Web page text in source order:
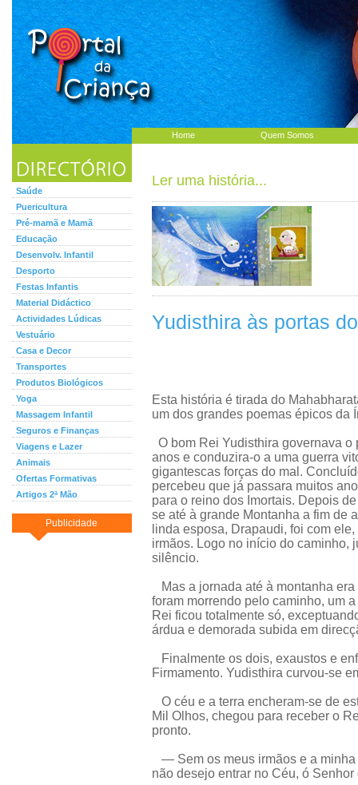
Home Quem Somos
Saúde
Puericultura
Pré-mamã e Mamã
Educação
Desenvolv. Infantil
Desporto
Festas Infantis
Material Didáctico
Actividades Lúdicas
Vestuário
Casa e Decor
Transportes
Produtos Biológicos
Yoga
Massagem Infantil
Seguros e Finanças
Viagens e Lazer
Animais
Ofertas Formativas
Artigos 2ª Mão
Publicidade
Ler uma história...
Yudisthira às portas
Esta história é tirada do
um dos grandes poemas épicos da
O bom Rei Yudisthira governava
anos e conduzira-o a uma guerra
gigantescas forças do mal.
percebeu que já passara muitos
para o reino dos Imortais. Depois
se até à grande Montanha a fim de
linda esposa, Drapaudi, foi com
irmãos. Logo no início do caminho,
silêncio.
Mas a jornada até à montanha
foram morrendo pelo caminho, um
Rei ficou totalmente só,
árdua e demorada subida em
Finalmente os dois, exaustos e
Firmamento. Yudisthira curvou-se
O céu e a terra encheram-se de
Mil Olhos, chegou para receber o
pronto.
— Sem os meus irmãos e a
não desejo entrar no Céu, ó